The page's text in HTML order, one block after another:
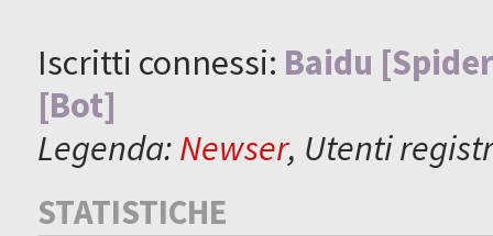
Iscritti connessi: Baidu
[Bot]
Legenda:Newser, Utenti
STATISTICHE